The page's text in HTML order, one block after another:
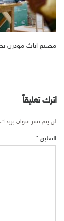
مصنع اثاث مودرن
اترك تعليقاً
لن يتم نشر عنوان بريدك
التعليق *